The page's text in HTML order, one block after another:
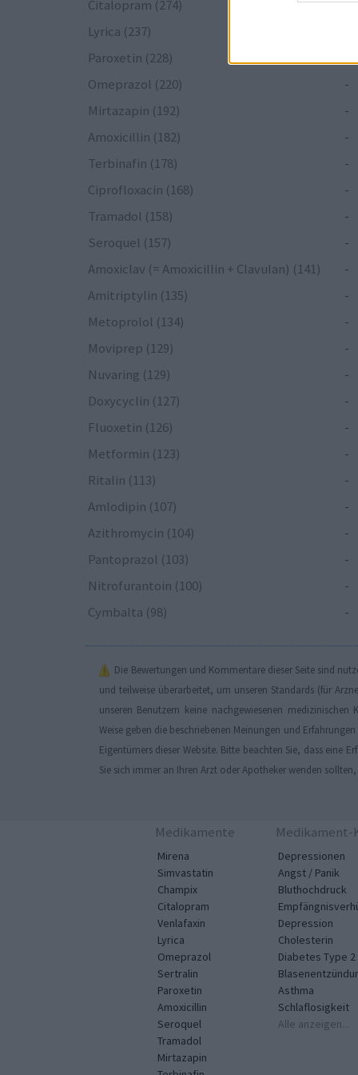
Citalopram (274)
-
Lyrica (237)
Paroxetin (228)
Omeprazol (220)
-
Mirtazapin (192)
-
Amoxicillin (182)
-
Terbinafin (178)
-
Ciprofloxacin (168)
-
Tramadol (158)
-
Seroquel (157)
-
Amoxiclav (= Amoxicillin + Clavulan) (141)
-
Amitriptylin (135)
-
Metoprolol (134)
-
Moviprep (129)
-
Nuvaring (129)
-
Doxycyclin (127)
-
Fluoxetin (126)
-
Metformin (123)
-
Ritalin (113)
-
Amlodipin (107)
-
Azithromycin (104)
-
Pantoprazol (103)
-
Nitrofurantoin (100)
-
Cymbalta (98)
-
Die Bewertungen und Kommentare dieser Seite sind
und teilweise überarbeitet, um unseren Standards (für
unseren Benutzern keine nachgewiesenen
Weise geben die beschriebenen Meinungen und
Eigentümers dieser Website. Bitte beachten Sie, dass eine
Sie sich immer an Ihren Arzt oder Apotheker wenden
Medikamente
Mirena
Simvastatin
Champix
Citalopram
Venlafaxin
Lyrica
Omeprazol
Sertralin
Paroxetin
Amoxicillin
Seroquel
Tramadol
Mirtazapin
Medikament-
Depressionen
Angst / Panik
Bluthochdruck
Depression
Cholesterin
Diabetes Type 2
Asthma
Schlaflosigkeit
Alle anzeigen...